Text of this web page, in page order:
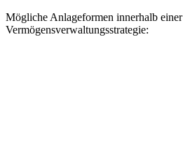
Mögliche Anlageformen innerhalb einer
Vermögensverwaltungsstrategie: